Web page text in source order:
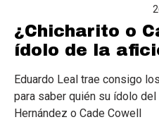
¿Chicharito o
ídolo de la
Eduardo Leal trae consigo
para saber quién su ídolo del
Hernández o Cade Cowell